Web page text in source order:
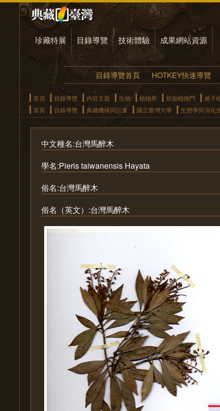
珍藏特展 目錄導覽 技術體驗 成果網站資源
目錄導覽首頁 HOTKEY快速導覽
首頁 目錄導覽 內容主題 生物 植物界 胚胎植物門
被子
首頁
目錄導覽 典藏機構與計畫 國立臺灣大學 生態學與演化
中文種名:台灣馬醉木
學名:Pieris taiwanensis Hayata
俗名:台灣馬醉木
俗名（英文）:台灣馬醉木